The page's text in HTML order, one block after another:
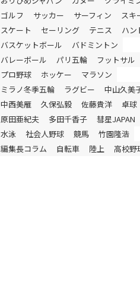
ゴルフ
サッカー サーフィン
スキ
スケート
セーリング テニス
ハン
バスケットボール
バドミントン
バレーボール
パリ五輪
フットサル
プロ野球
ホッケー
マラソン
ミラノ冬季五輪
ラグビー
中山久美
中西美雁
久保弘毅 佐藤貴洋
卓球
原田亜紀夫
多田千香子 彗星JAPAN
水泳
社会人野球 競馬
竹園隆浩
編集長コラム
自転車 陸上 高校野